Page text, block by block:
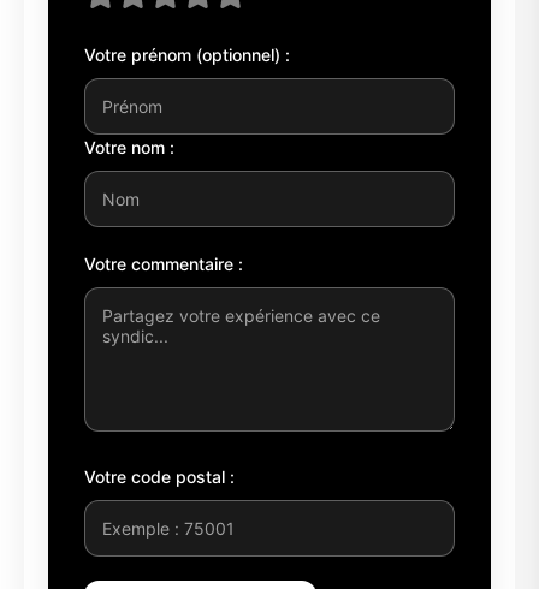
Votre prénom (optionnel) :
Votre nom :
Votre commentaire :
Votre code postal :